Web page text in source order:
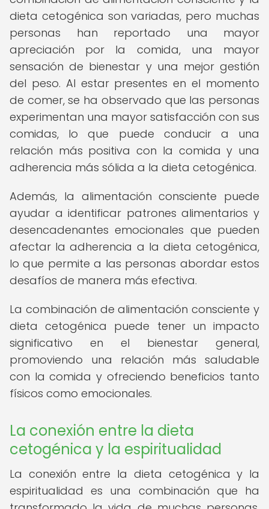
dieta cetogénica son variadas, pero muchas
personas han reportado una mayor
apreciación por la comida, una mayor
sensación de bienestar y una mejor gestión
del peso. Al estar presentes en el momento
de comer, se ha observado que las personas
experimentan una mayor satisfacción con sus
comidas, lo que puede conducir a una
relación más positiva con la comida y una
adherencia más sólida a la dieta cetogénica.
Además, la alimentación consciente puede
ayudar a identificar patrones alimentarios y
desencadenantes emocionales que pueden
afectar la adherencia a la dieta cetogénica,
lo que permite a las personas abordar estos
desafíos de manera más efectiva.
La combinación de alimentación consciente y
dieta cetogénica puede tener un impacto
significativo en el bienestar general,
promoviendo una relación más saludable
con la comida y ofreciendo beneficios tanto
físicos como emocionales.
La conexión entre la dieta
cetogénica y la espiritualidad
La conexión entre la dieta cetogénica y la
espiritualidad es una combinación que ha